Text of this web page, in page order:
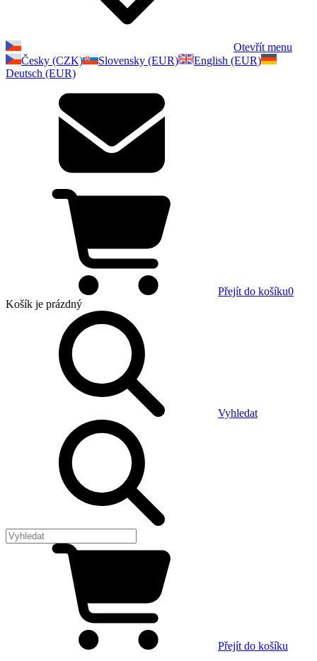
Otevřít menu
Česky (CZK)
Slovensky (EUR)
English (EUR)
Deutsch (EUR)
Přejít do košíku0
Košík je prázdný
Vyhledat
Přejít do košíku